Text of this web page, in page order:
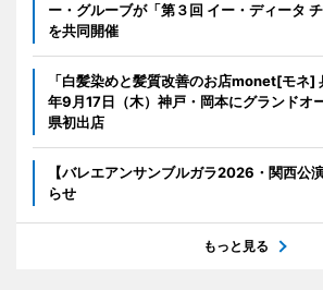
ー・グルーブが「第３回 イー・ディータ
を共同開催
「白髪染めと髪質改善のお店monet[モネ
年9月17日（木）神戸・岡本にグランドオ
県初出店
【バレエアンサンブルガラ2026・関西公
らせ
もっと見る